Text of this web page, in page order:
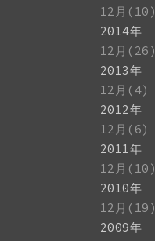
12月(10)
2014年
12月(26)
2013年
12月(4)
2012年
12月(6)
2011年
12月(10)
2010年
12月(19)
2009年